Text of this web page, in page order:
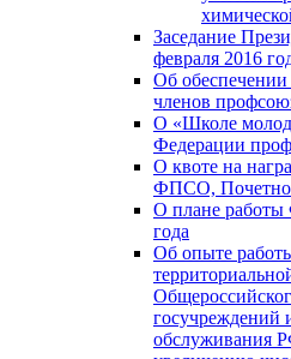
Заседание
февраля 2016
Об
членов
О «Школе
Федерации
О квоте на
ФПСО,
О плане
года
Об опыте
госучреждений
обслуживания